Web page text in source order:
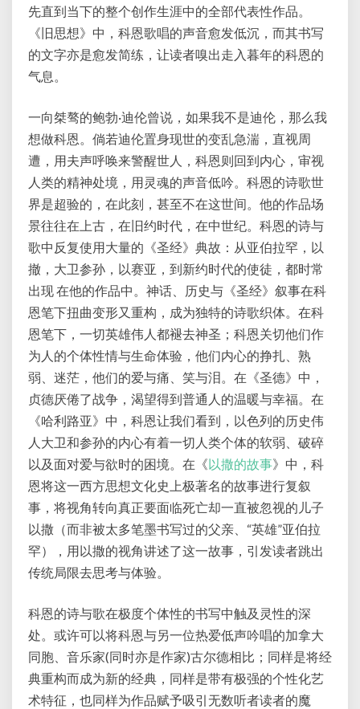
先直到当下的整个创作生涯中的全部代表性作品。
《旧思想》中，科恩歌唱的声音愈发低沉，而其书写
的文字亦是愈发简练，让读者嗅出走入暮年的科恩的
气息。
一向桀骜的鲍勃·迪伦曾说，如果我不是迪伦，那么我
想做科恩。倘若迪伦置身现世的变乱急湍，直视周
遭，用夫声呼唤来警醒世人，科恩则回到内心，审视
人类的精神处境，用灵魂的声音低吟。科恩的诗歌世
界是超验的，在此刻，甚至不在这世间。他的作品场
景往往在上古，在旧约时代，在中世纪。科恩的诗与
歌中反复使用大量的《圣经》典故：从亚伯拉罕，以
撤，大卫参孙，以赛亚，到新约时代的使徒，都时常
出现 在他的作品中。神话、历史与《圣经》叙事在科
恩笔下扭曲变形又重构，成为独特的诗歌织体。在科
恩笔下，一切英雄伟人都褪去神圣；科恩关切他们作
为人的个体性情与生命体验，他们内心的挣扎、熟
弱、迷茫，他们的爱与痛、笑与泪。在《圣德》中，
贞德厌倦了战争，渴望得到普通人的温暖与幸福。在
《哈利路亚》中，科恩让我们看到，以色列的历史伟
人大卫和参孙的内心有着一切人类个体的软弱、破碎
以及面对爱与欲时的困境。在《以撒的故事》中，科
恩将这一西方思想文化史上极著名的故事进行复叙
事，将视角转向真正要面临死亡却一直被忽视的儿子
以撒（而非被太多笔墨书写过的父亲、“英雄”亚伯拉
罕），用以撒的视角讲述了这一故事，引发读者跳出
传统局限去思考与体验。
科恩的诗与歌在极度个体性的书写中触及灵性的深
处。或许可以将科恩与另一位热爱低声吟唱的加拿大
同胞、音乐家(同时亦是作家)古尔德相比；同样是将经
典重构而成为新的经典，同样是带有极强的个性化艺
术特征，也同样为作品赋予吸引无数听者读者的魔